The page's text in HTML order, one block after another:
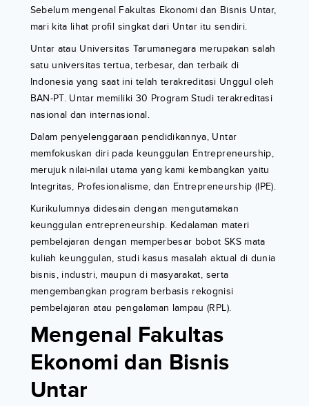
Sebelum mengenal Fakultas Ekonomi dan Bisnis Untar,
mari kita lihat profil singkat dari Untar itu sendiri.
Untar atau Universitas Tarumanegara merupakan salah
satu universitas tertua, terbesar, dan terbaik di
Indonesia yang saat ini telah terakreditasi Unggul oleh
BAN-PT. Untar memiliki 30 Program Studi terakreditasi
nasional dan internasional.
Dalam penyelenggaraan pendidikannya, Untar
memfokuskan diri pada keunggulan Entrepreneurship,
merujuk nilai-nilai utama yang kami kembangkan yaitu
Integritas, Profesionalisme, dan Entrepreneurship (IPE).
Kurikulumnya didesain dengan mengutamakan
keunggulan entrepreneurship. Kedalaman materi
pembelajaran dengan memperbesar bobot SKS mata
kuliah keunggulan, studi kasus masalah aktual di dunia
bisnis, industri, maupun di masyarakat, serta
mengembangkan program berbasis rekognisi
pembelajaran atau pengalaman lampau (RPL).
Mengenal Fakultas
Ekonomi dan Bisnis
Untar